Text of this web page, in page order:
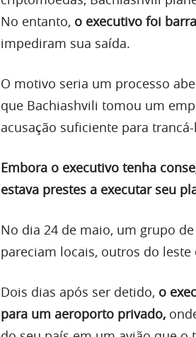
No entanto, o executivo foi
impediram sua saída.
O motivo seria um processo
que Bachiashvili tomou um
acusação suficiente para
Embora o executivo tenha
estava prestes a executar seu
No dia 24 de maio, um grupo
pareciam locais, outros do leste
Dois dias após ser detido, o
para um aeroporto privado,